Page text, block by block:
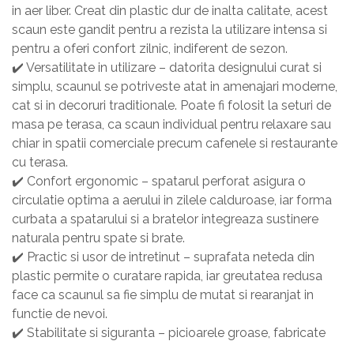
in aer liber. Creat din plastic dur de inalta calitate, acest
scaun este gandit pentru a rezista la utilizare intensa si
pentru a oferi confort zilnic, indiferent de sezon.
✔️ Versatilitate in utilizare – datorita designului curat si
simplu, scaunul se potriveste atat in amenajari moderne,
cat si in decoruri traditionale. Poate fi folosit la seturi de
masa pe terasa, ca scaun individual pentru relaxare sau
chiar in spatii comerciale precum cafenele si restaurante
cu terasa.
✔️ Confort ergonomic – spatarul perforat asigura o
circulatie optima a aerului in zilele calduroase, iar forma
curbata a spatarului si a bratelor integreaza sustinere
naturala pentru spate si brate.
✔️ Practic si usor de intretinut – suprafata neteda din
plastic permite o curatare rapida, iar greutatea redusa
face ca scaunul sa fie simplu de mutat si rearanjat in
functie de nevoi.
✔️ Stabilitate si siguranta – picioarele groase, fabricate